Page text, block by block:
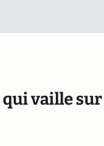
vaille